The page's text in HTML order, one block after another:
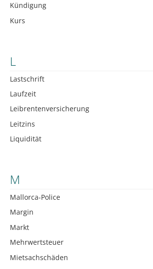
Kündigung
Kurs
L
Lastschrift
Laufzeit
Leibrentenversicherung
Leitzins
Liquidität
M
Mallorca-Police
Margin
Markt
Mehrwertsteuer
Mietsachschäden